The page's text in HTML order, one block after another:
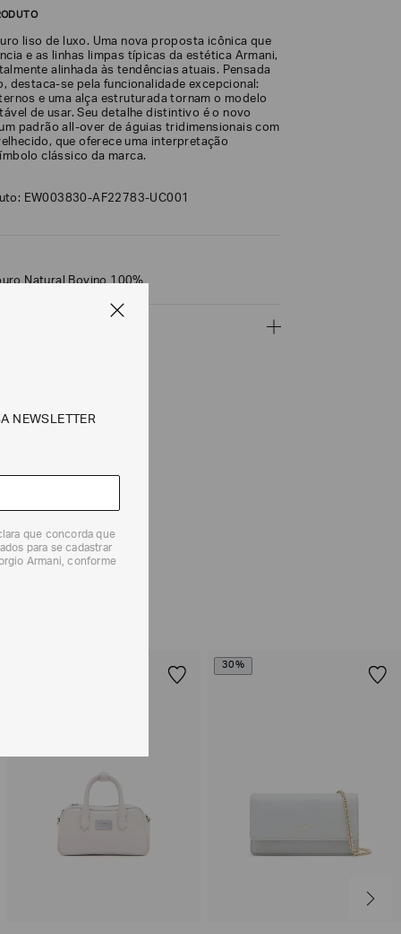
liso de luxo. Uma nova proposta icônica que
e as linhas limpas típicas da estética Armani,
alinhada às tendências atuais. Pensada
destaca-se pela funcionalidade excepcional:
e uma alça estruturada tornam o modelo
de usar. Seu detalhe distintivo é o novo
padrão all‑over de águias tridimensionais com
que oferece uma interpretação
clássico da marca.
EW003830-AF22783-UC001
Natural Bovino 100%
produtos, o prazo é de até 7 (sete) dias corridos,
dos Produtos. E a troca pode ser feita em até 30
a partir do seu recebimento sem custos adicionais.
Preencha o
sobre as condições de troca ou devolução, consulte a
30%
NEWSLETTER
que concorda que
para se cadastrar
Armani, conforme